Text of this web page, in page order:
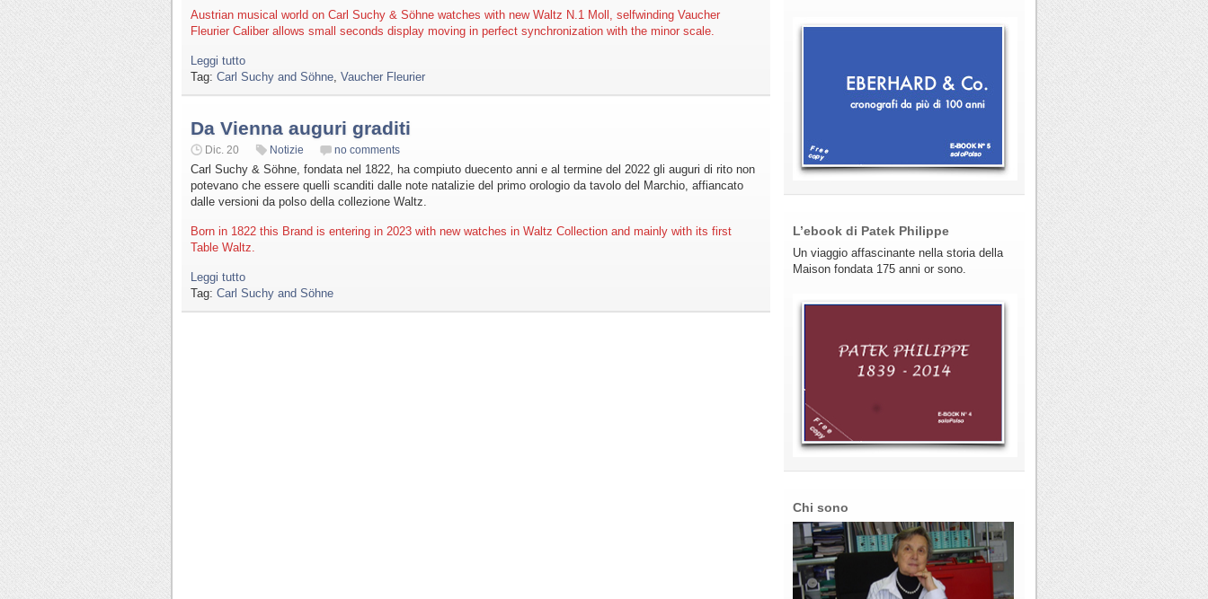
Austrian musical world on Carl Suchy & Söhne watches with new Waltz N.1 Moll, selfwinding Vaucher
Fleurier Caliber allows small seconds display moving in perfect synchronization with the minor scale.
Leggi tutto
Tag: Carl Suchy and Söhne Vaucher Fleurier
Da Vienna auguri graditi
Dic. 20 Notizie no comments
Carl Suchy & Söhne, fondata nel 1822, ha compiuto duecento anni e al termine del 2022 gli auguri di rito non
potevano che essere quelli scanditi dalle note natalizie del primo orologio da tavolo del Marchio, affiancato
dalle versioni da polso della collezione Waltz.
Born in 1822 this Brand is entering in 2023 with new watches in Waltz Collection and mainly with its first
Table Waltz.
Leggi tutto
Tag: Carl Suchy and Söhne
L’ebook di Patek Philippe
Un viaggio affascinante nella storia della
Maison fondata 175 anni or sono.
Chi sono